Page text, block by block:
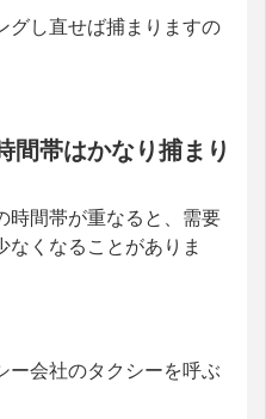
グし直せば捕まりますの
間帯はかなり捕まり
時間帯が重なると、需要
なくなることがありま
ー会社のタクシーを呼ぶ